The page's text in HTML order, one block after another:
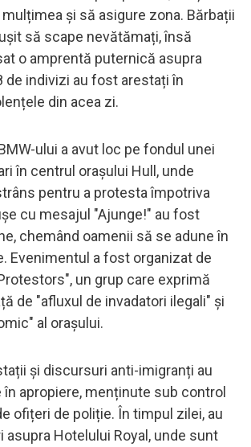
și să asigure zona. Bărbații
să scape nevătămați, însă
o amprentă puternică asupra
de indivizi au fost arestați în
din acea zi.
ului a avut loc pe fondul unei
în centrul orașului Hull, unde
pentru a protesta împotriva
cu mesajul "Ajunge!" au fost
chemând oamenii să se adune în
Evenimentul a fost organizat de
un grup care exprimă
de "afluxul de invadatori ilegali" și
al orașului.
și discursuri anti-imigranți au
apropiere, menținute sub control
ofițeri de poliție. În timpul zilei, au
asupra Hotelului Royal, unde sunt